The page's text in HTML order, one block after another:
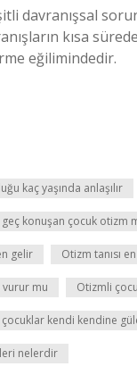
davranışsal
kısa
eğilimindedir.
kaç yaşında anlaşılır
geç konuşan çocuk otizm
gelir Otizm tanısı
mu Otizmli
kendi kendine
nelerdir